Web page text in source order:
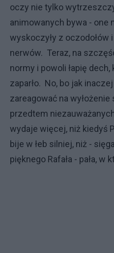
oczy nie tylko
animowanych bywa - one
wyskoczyły z oczodołów
nerwów. Teraz, na
normy i powoli łapię
zaparło. No, bo jak
zareagować na
przedtem
wydaje więcej, niż kiedyś
bije w łeb silniej, niż -
pięknego Rafała - pała, w